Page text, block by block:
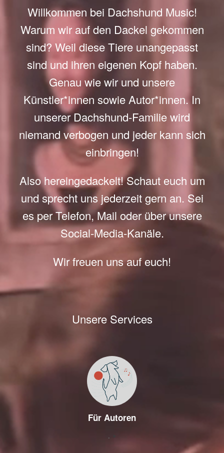
Willkommen bei Dachshund Music!
Warum wir auf den Dackel gekommen
sind? Weil diese Tiere unangepasst
sind und ihren eigenen Kopf haben.
Genau wie wir und unsere
Künstler*innen sowie Autor*innen. In
unserer Dachshund-Familie wird
niemand verbogen und jeder kann sich
einbringen!
Also hereingedackelt! Schaut euch um
und sprecht uns jederzeit gern an. Sei
es per Telefon, Mail oder über unsere
Social-Media-Kanäle.
Wir freuen uns auf euch!
Unsere Services
Für Autoren
.